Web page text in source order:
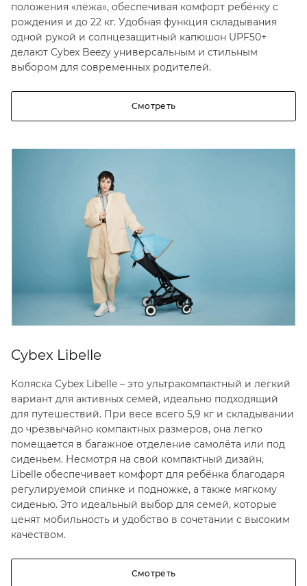
положения «лёжа», обеспечивая комфорт ребёнку с
рождения и до 22 кг. Удобная функция складывания
одной рукой и солнцезащитный капюшон UPF50+
делают Cybex Beezy универсальным и стильным
выбором для современных родителей.
Смотреть
Cybex Libelle
Коляска Cybex Libelle – это ультракомпактный и лёгкий
вариант для активных семей, идеально подходящий
для путешествий. При весе всего 5,9 кг и складывании
до чрезвычайно компактных размеров, она легко
помещается в багажное отделение самолёта или под
сиденьем. Несмотря на свой компактный дизайн,
Libelle обеспечивает комфорт для ребёнка благодаря
регулируемой спинке и подножке, а также мягкому
сиденью. Это идеальный выбор для семей, которые
ценят мобильность и удобство в сочетании с высоким
качеством.
Смотреть